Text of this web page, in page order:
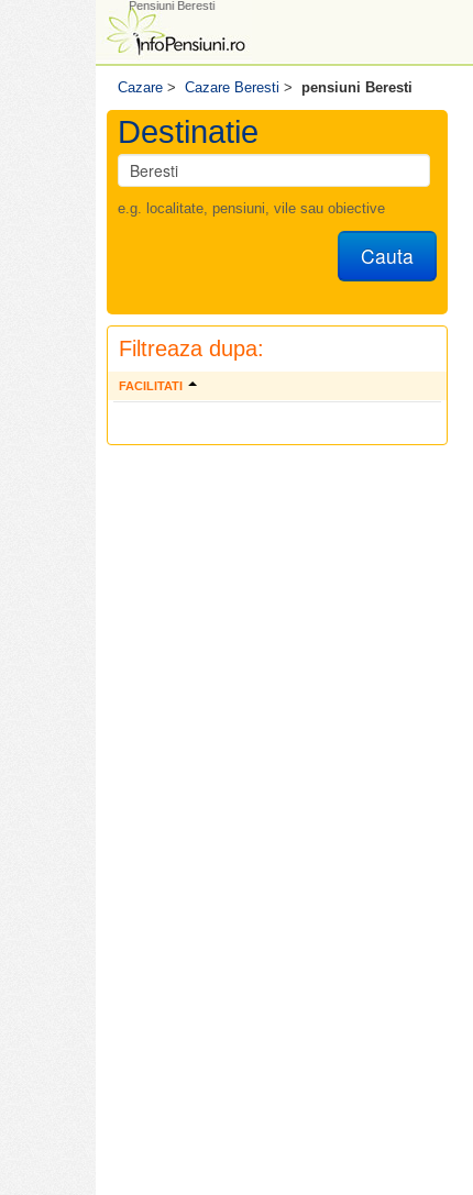
Pensiuni Beresti
Cazare > Cazare Beresti > pensiuni Beresti
Destinatie
e.g. localitate, pensiuni, vile sau obiective
Cauta
Filtreaza dupa:
FACILITATI